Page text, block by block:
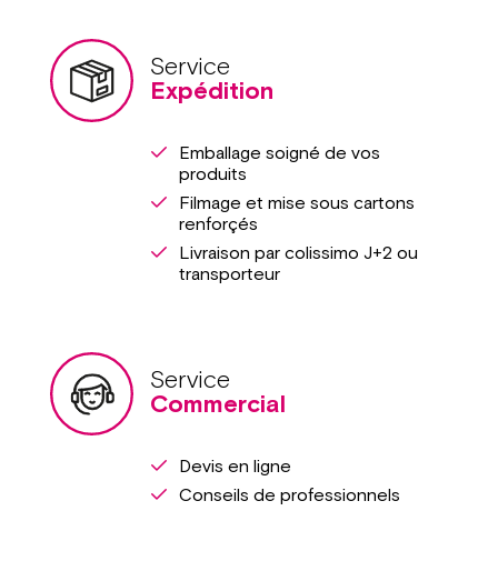
Service
Expédition
Emballage soigné de vos
produits
Filmage et mise sous cartons
renforçés
Livraison par colissimo J+2 ou
transporteur
Service
Commercial
Devis en ligne
Conseils de professionnels